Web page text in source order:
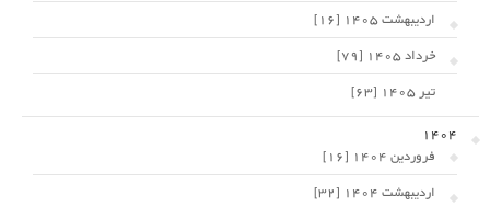
اردیبهشت 1405 [16]
خرداد 1405 [79]
تیر 1405 [63]
1404
فروردین 1404 [16]
اردیبهشت 1404 [32]